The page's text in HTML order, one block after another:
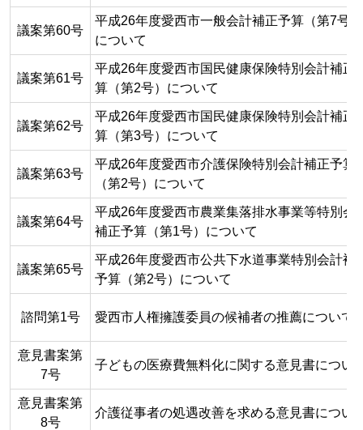
議案第60号
平成26年度愛西市一般会計補正予算（第7号）
について
議案第61号
平成26年度愛西市国民健康保険特別会計補正
算（第2号）について
議案第62号
平成26年度愛西市国民健康保険特別会計補正
算（第3号）について
議案第63号
平成26年度愛西市介護保険特別会計補正予算
（第2号）について
議案第64号
平成26年度愛西市農業集落排水事業等特別会
補正予算（第1号）について
議案第65号
平成26年度愛西市公共下水道事業特別会計補
予算（第2号）について
諮問第1号 愛西市人権擁護委員の候補者の推薦について
意見書案第
7号
子どもの医療費無料化に関する意見書につい
意見書案第
8号
介護従事者の処遇改善を求める意見書につい